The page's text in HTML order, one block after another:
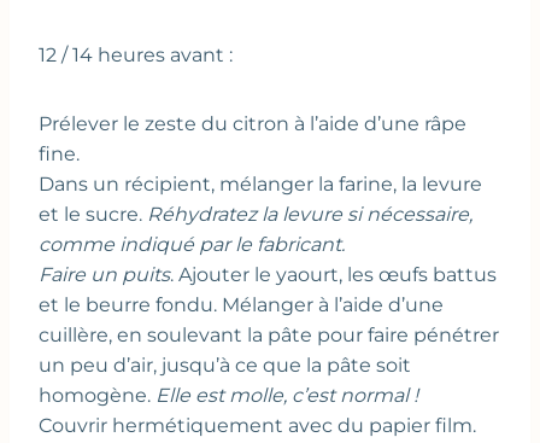
12 / 14 heures avant :
Prélever le zeste du citron à l’aide d’une râpe
fine.
Dans un récipient, mélanger la farine, la levure
et le sucre. Réhydratez la levure si nécessaire,
comme indiqué par le fabricant.
Faire un puits. Ajouter le yaourt, les œufs battus
et le beurre fondu. Mélanger à l’aide d’une
cuillère, en soulevant la pâte pour faire pénétrer
un peu d’air, jusqu’à ce que la pâte soit
homogène. Elle est molle, c’est normal !
Couvrir hermétiquement avec du papier film.